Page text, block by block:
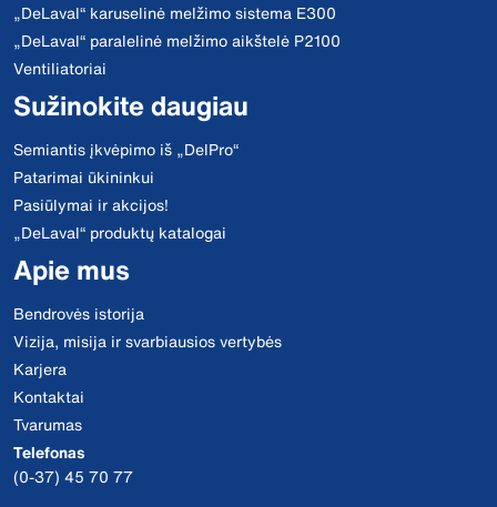
„DeLaval“ karuselinė melžimo sistema E300
„DeLaval“ paralelinė melžimo aikštelė P2100
Ventiliatoriai
Sužinokite daugiau
Semiantis įkvėpimo iš „DelPro“
Patarimai ūkininkui
Pasiūlymai ir akcijos!
„DeLaval“ produktų katalogai
Apie mus
Bendrovės istorija
Vizija, misija ir svarbiausios vertybės
Karjera
Kontaktai
Tvarumas
Telefonas
(0-37) 45 70 77